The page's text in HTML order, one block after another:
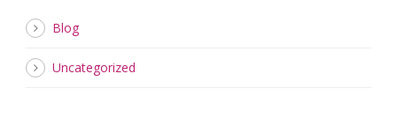
Blog
Uncategorized